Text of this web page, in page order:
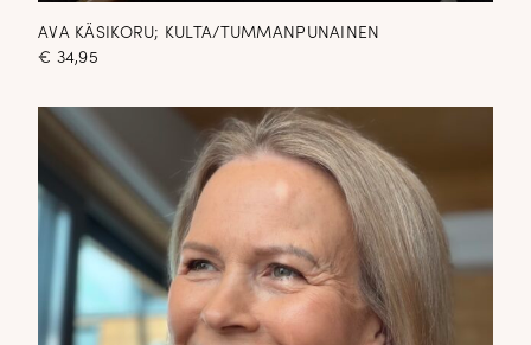
AVA KÄSIKORU; KULTA/TUMMANPUNAINEN
€ 34,95